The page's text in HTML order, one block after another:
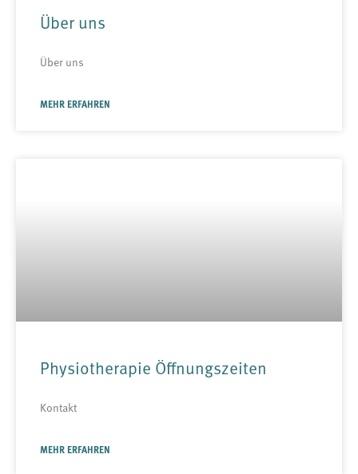
Über uns
Über uns
MEHR ERFAHREN
Physiotherapie Öffnungszeiten
Kontakt
MEHR ERFAHREN